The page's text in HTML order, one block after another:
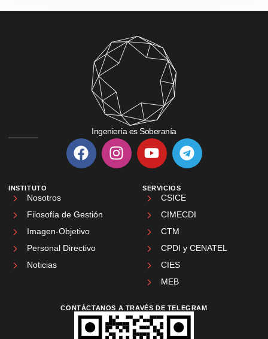
Ingeniería es Soberanía
INSTITUTO
Nosotros
Filosofía de Gestión
Imagen-Objetivo
Personal Directivo
Noticias
SERVICIOS
CSICE
CIMECDI
CTM
CPDI y CENATEL
CIES
MEB
CONTÁCTANOS A TRAVÉS DE TELEGRAM